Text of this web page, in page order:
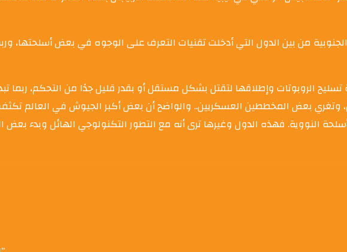
الجنوبية من بين الدول التي أدخلت تقنيات التعرف على الوجوه في بعض
الروبوتات وإطلاقها لتقتل بشكل مستقل أو بقدر قليل جدًا من التحكم، ربما
وتغري بعض المخططين العسكريين.. والواضح أن بعض أكبر الجيوش في العالم
النووية. فهذه الدول وغيرها ترى أنه مع التطور التكنولوجي الهائل وبدء